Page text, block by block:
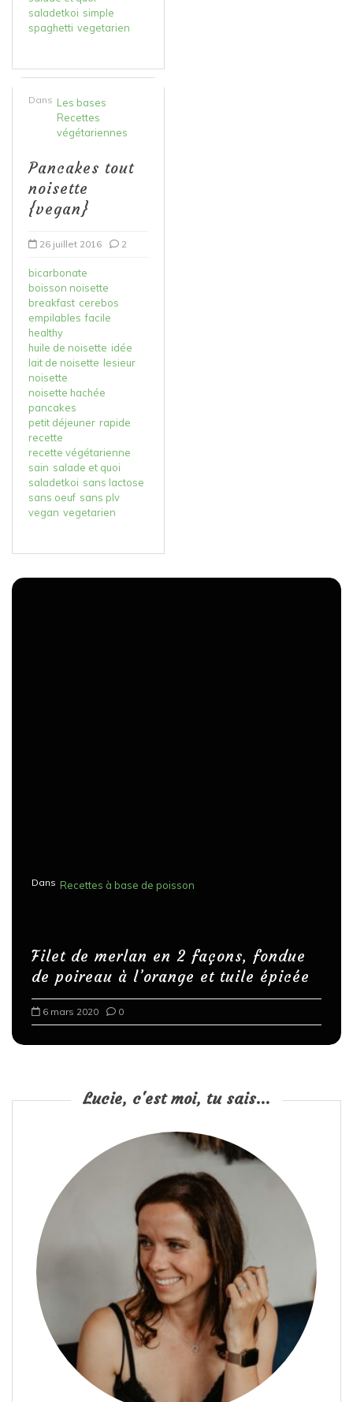
saladetkoi simple
spaghetti vegetarien
Dans Les bases
Recettes
végétariennes
Pancakes tout
noisette
{vegan}
26 juillet 2016 2
bicarbonate
boisson noisette
breakfast cerebos
empilables facile
healthy
huile de noisette idée
lait de noisette lesieur
noisette
noisette hachée
pancakes
petit déjeuner rapide
recette
recette végétarienne
sain salade et quoi
saladetkoi sans lactose
sans oeuf sans plv
vegan vegetarien
Dans Recettes à base de poisson
Filet de merlan en 2 façons, fondue
de poireau à l’orange et tuile épicée
6 mars 2020 0
Lucie, c'est moi, tu sais...